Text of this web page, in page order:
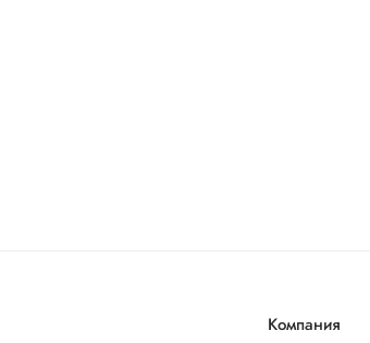
Компания